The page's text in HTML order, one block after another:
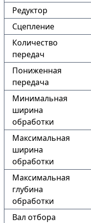
Редуктор
Сцепление
Количество
передач
Пониженная
передача
Минимальная
ширина
обработки
Максимальная
ширина
обработки
Максимальная
глубина
обработки
Вал отбора